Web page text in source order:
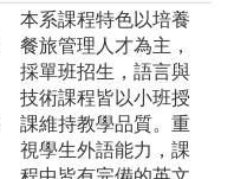
本系課程特色以培養
餐旅管理人才為主，
採單班招生，語言與
技術課程皆以小班授
課維持教學品質。重
視學生外語能力，課